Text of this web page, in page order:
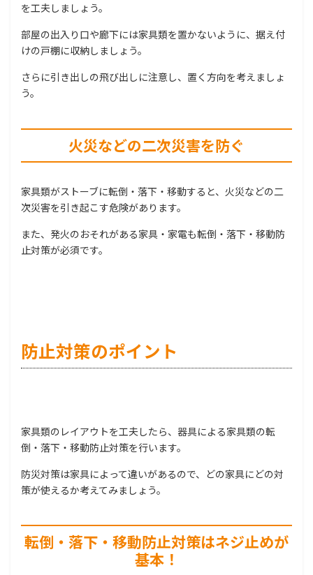
を工夫しましょう。
部屋の出入り口や廊下には家具類を置かないように、据え付
けの戸棚に収納しましょう。
さらに引き出しの飛び出しに注意し、置く方向を考えましょ
う。
火災などの二次災害を防ぐ
家具類がストーブに転倒・落下・移動すると、火災などの二
次災害を引き起こす危険があります。
また、発火のおそれがある家具・家電も転倒・落下・移動防
止対策が必須です。
防止対策のポイント
家具類のレイアウトを工夫したら、器具による家具類の転
倒・落下・移動防止対策を行います。
防災対策は家具によって違いがあるので、どの家具にどの対
策が使えるか考えてみましょう。
転倒・落下・移動防止対策はネジ止めが
基本！